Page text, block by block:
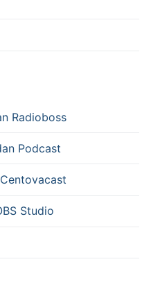
Radioboss
Podcast
Studio